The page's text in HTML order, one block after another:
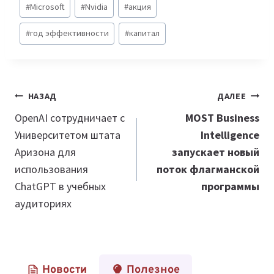
#Microsoft #Nvidia #акция
#год эффективности #капитал
Навигация
по
записям
НАЗАД
OpenAI сотрудничает с
Университетом штата
Аризона для
использования
ChatGPT в учебных
аудиториях
ДАЛЕЕ
MOST Business
Intelligence
запускает новый
поток флагманской
программы
Новости Полезное